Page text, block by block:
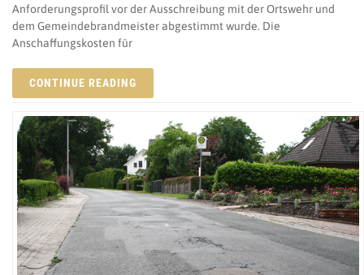
Anforderungsprofil vor der Ausschreibung mit der Ortswehr und
dem Gemeindebrandmeister abgestimmt wurde. Die
Anschaffungskosten für
CONTINUE READING